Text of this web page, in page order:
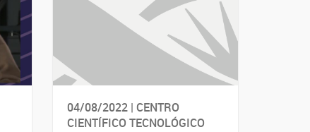
04/08/2022 | CENTRO
CIENTÍFICO TECNOLÓGICO